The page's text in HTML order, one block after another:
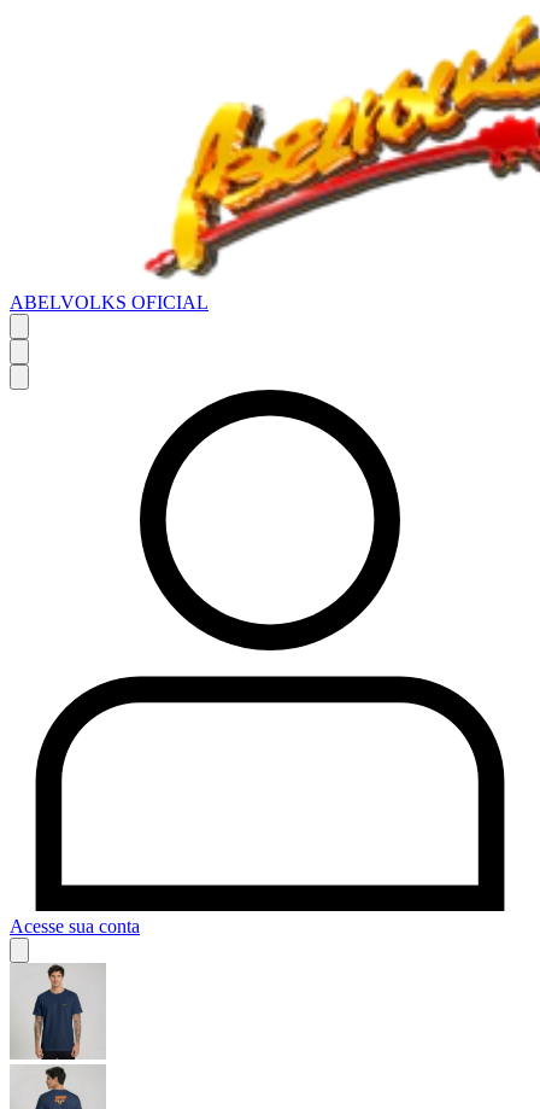
ABELVOLKS OFICIAL
Acesse sua conta